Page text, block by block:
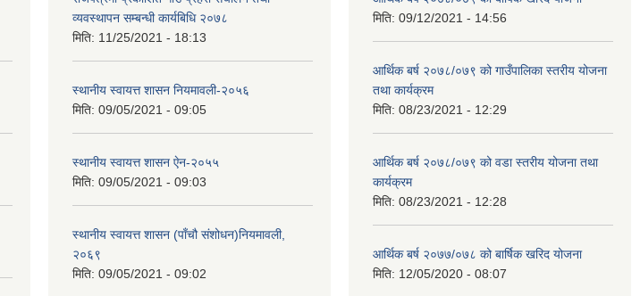
व्यवस्थापन सम्बन्धी कार्यबिधि २०७८
मिति: 11/25/2021 - 18:13
स्थानीय स्वायत्त शासन नियमावली-२०५६
मिति: 09/05/2021 - 09:05
स्थानीय स्वायत्त शासन ए‍ेन-२०५५
मिति: 09/05/2021 - 09:03
स्थानीय स्वायत्त शासन (पाँचौ संशोधन)नियमावली,
२०६९
मिति: 09/05/2021 - 09:02
मिति: 09/12/2021 - 14:56
आर्थिक बर्ष २०७८/०७९ को गाउँपालिका स्तरीय योजना
तथा कार्यक्रम
मिति: 08/23/2021 - 12:29
आर्थिक बर्ष २०७८/०७९ को वडा स्तरीय योजना तथा
कार्यक्रम
मिति: 08/23/2021 - 12:28
आर्थिक बर्ष २०७७/०७८ को बार्षिक खरिद योजना
मिति: 12/05/2020 - 08:07